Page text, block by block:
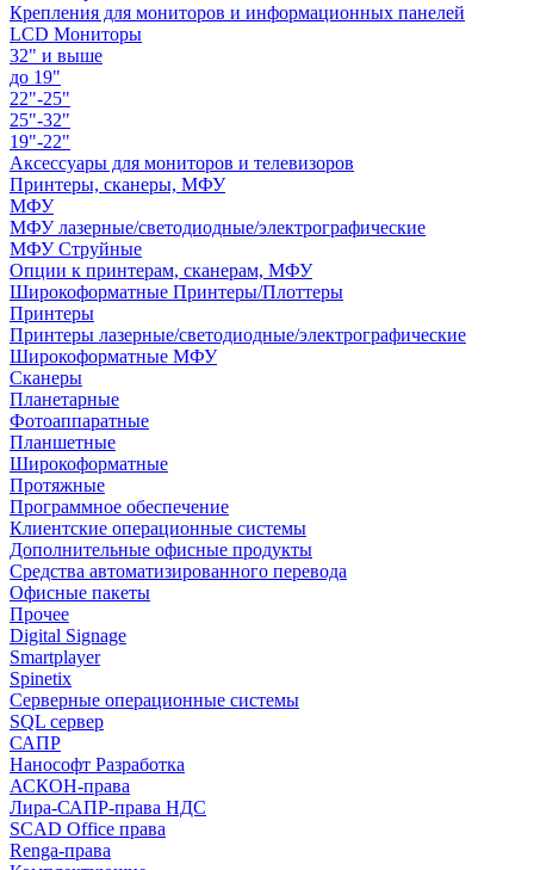
Крепления для мониторов и информационных панелей
LCD Мониторы
32" и выше
до 19"
22"-25"
25"-32"
19"-22"
Аксессуары для мониторов и телевизоров
Принтеры, сканеры, МФУ
МФУ
МФУ лазерные/светодиодные/электрографические
МФУ Струйные
Опции к принтерам, сканерам, МФУ
Широкоформатные Принтеры/Плоттеры
Принтеры
Принтеры лазерные/светодиодные/электрографические
Широкоформатные МФУ
Сканеры
Планетарные
Фотоаппаратные
Планшетные
Широкоформатные
Протяжные
Программное обеспечение
Клиентские операционные системы
Дополнительные офисные продукты
Средства автоматизированного перевода
Офисные пакеты
Прочее
Digital Signage
Smartplayer
Spinetix
Серверные операционные системы
SQL сервер
САПР
Нанософт Разработка
АСКОН-права
Лира-САПР-права НДС
SCAD Office права
Renga-права